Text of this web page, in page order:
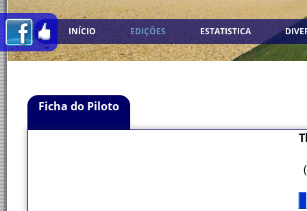
INÍCIO EDIÇÕES ESTATISTICA
Ficha do Piloto